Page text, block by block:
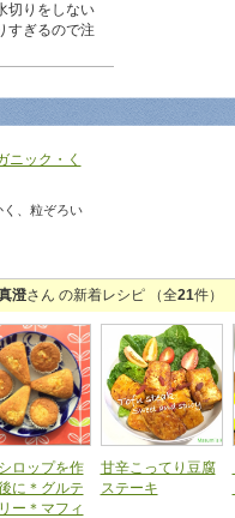
切りをしない
すぎるので注
ニック・く
く、粒ぞろい
澄さん の新着レシピ （全21件）
ロップを作
に＊グルテ
ー＊マフィ
甘辛こってり豆腐
ステーキ